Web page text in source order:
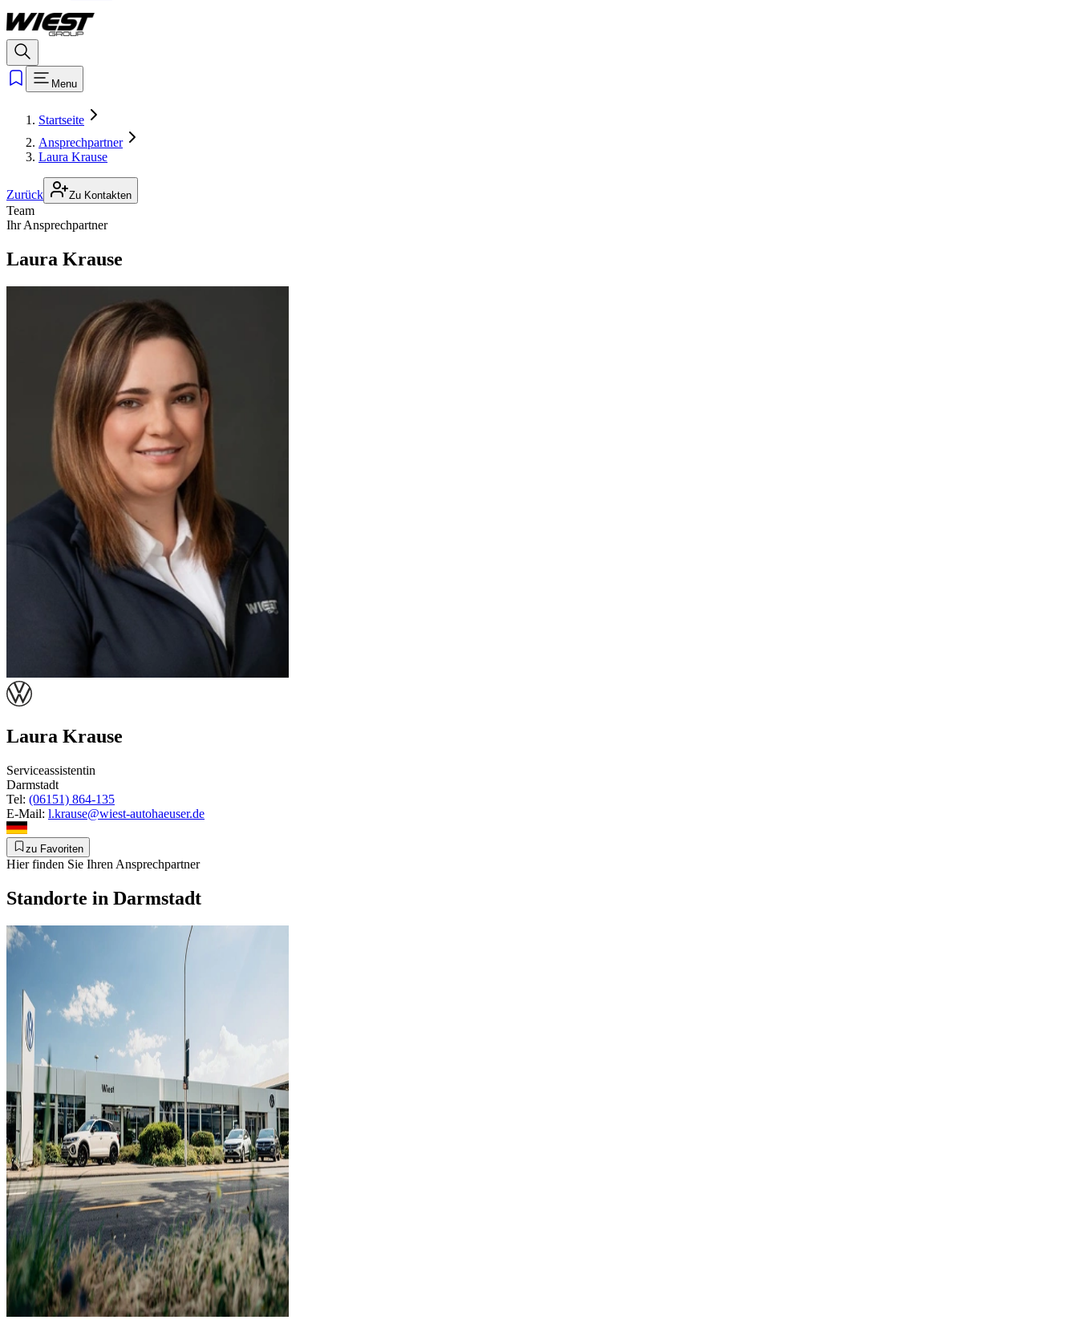
Menu
Startseite
Ansprechpartner
Laura Krause
Zurück Zu Kontakten
Team
Ihr Ansprechpartner
Laura Krause
Laura Krause
Serviceassistentin
Darmstadt
Tel: (06151) 864-135
E-Mail: l.krause@wiest-autohaeuser.de
zu Favoriten
Hier finden Sie Ihren Ansprechpartner
Standorte in Darmstadt